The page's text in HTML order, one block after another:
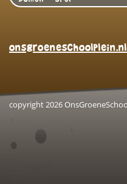
onsgroeneschoolplein.nl
copyright 2026